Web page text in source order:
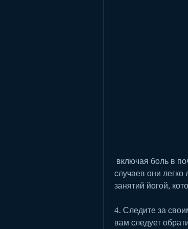
случаев они
занятий йогой,
4. Следите за
вам следует